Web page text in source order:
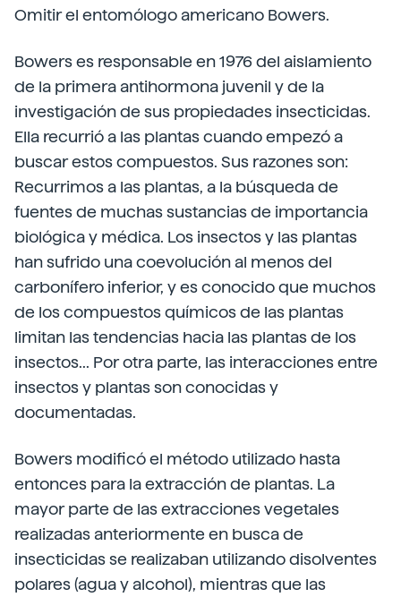
Omitir el entomólogo americano Bowers.
Bowers es responsable en 1976 del aislamiento
de la primera antihormona juvenil y de la
investigación de sus propiedades insecticidas.
Ella recurrió a las plantas cuando empezó a
buscar estos compuestos. Sus razones son:
Recurrimos a las plantas, a la búsqueda de
fuentes de muchas sustancias de importancia
biológica y médica. Los insectos y las plantas
han sufrido una coevolución al menos del
carbonífero inferior, y es conocido que muchos
de los compuestos químicos de las plantas
limitan las tendencias hacia las plantas de los
insectos... Por otra parte, las interacciones entre
insectos y plantas son conocidas y
documentadas.
Bowers modificó el método utilizado hasta
entonces para la extracción de plantas. La
mayor parte de las extracciones vegetales
realizadas anteriormente en busca de
insecticidas se realizaban utilizando disolventes
polares (agua y alcohol), mientras que las